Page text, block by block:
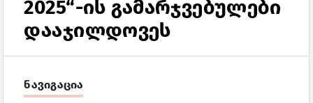
2025“-ის გამარჯვებულები
დააჯილდოვეს
ნავიგაცია